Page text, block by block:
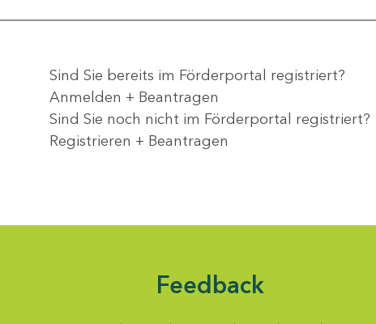
Sind Sie bereits im Förderportal registriert?
Anmelden + Beantragen
Sind Sie noch nicht im Förderportal registriert?
Registrieren + Beantragen
Feedback